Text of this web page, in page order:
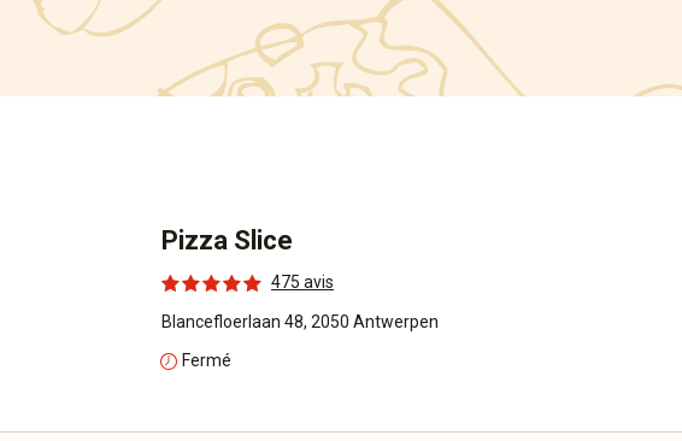
Pizza Slice
475 avis
Blancefloerlaan 48, 2050 Antwerpen
Fermé